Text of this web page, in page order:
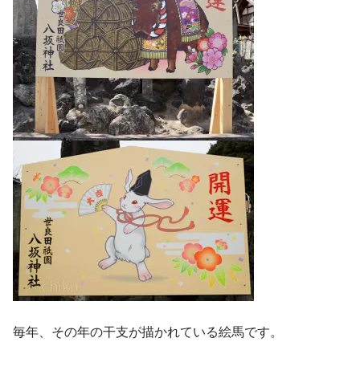
毎年、その年の干支が描かれている絵馬です。